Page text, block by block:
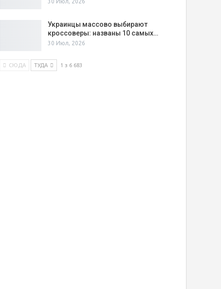
30 Июл, 2026
Украинцы массово выбирают
кроссоверы: названы 10 самых…
30 Июл, 2026
СЮДА ТУДА 1 з 6 683